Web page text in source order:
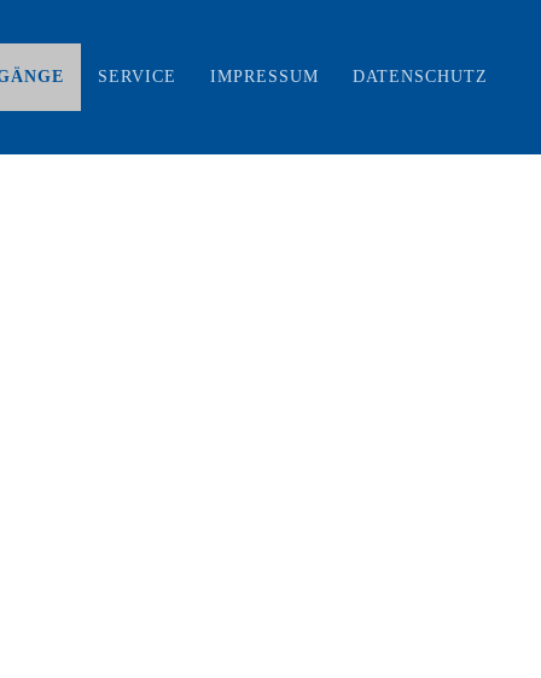
SERVICE IMPRESSUM DATENSCHUTZ